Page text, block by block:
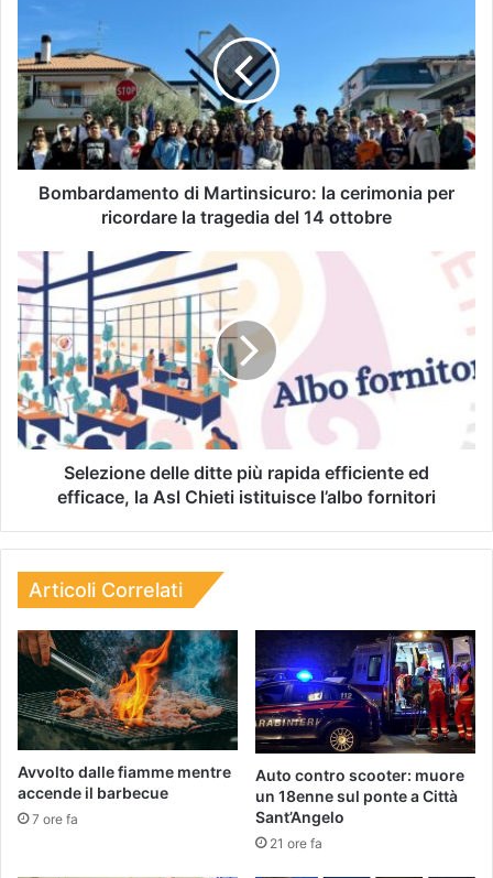
Bombardamento di Martinsicuro: la cerimonia per
ricordare la tragedia del 14 ottobre
Selezione delle ditte più rapida efficiente ed
efficace, la Asl Chieti istituisce l’albo fornitori
Articoli Correlati
Avvolto dalle fiamme mentre
accende il barbecue
7 ore fa
Auto contro scooter: muore
un 18enne sul ponte a Città
Sant’Angelo
21 ore fa